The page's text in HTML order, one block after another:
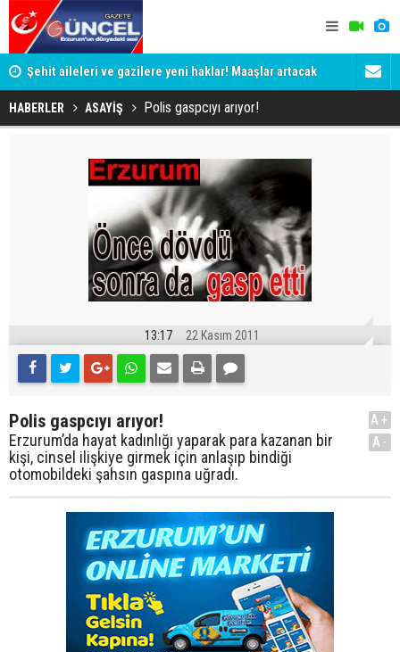
Şehit aileleri ve gazilere yeni haklar! Maaşlar artacak Aman
HABERLER ASAYİŞ Polis gaspcıyı arıyor!
13:17 22 Kasım 2011
Polis gaspcıyı arıyor!
Erzurum’da hayat kadınlığı yaparak para kazanan bir
kişi, cinsel ilişkiye girmek için anlaşıp bindiği
otomobildeki şahsın gaspına uğradı.
A+
A-